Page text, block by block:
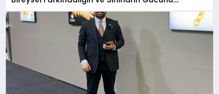
Anlatıyor